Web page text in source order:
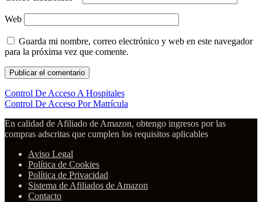
Web
Guarda mi nombre, correo electrónico y web en este navegador
para la próxima vez que comente.
Control De Acceso A Hospitales
Control De Acceso Por Matrícula
En calidad de Afiliado de Amazon, obtengo ingresos por las
compras adscritas que cumplen los requisitos aplicables
Aviso Legal
Política de Cookies
Política de Privacidad
Sistema de Afiliados de Amazon
Contacto